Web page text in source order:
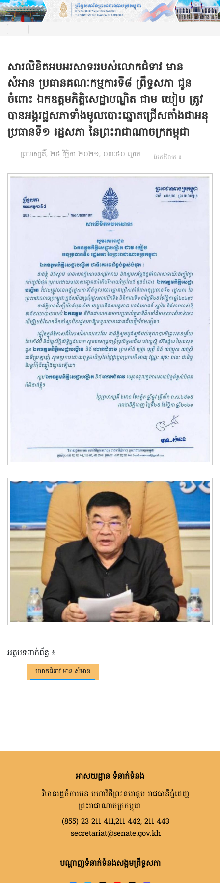
សារលិខិតអបអរសាទររបស់លោកជំទាវ មាន
សំអាន ប្រធានគណៈកម្មការទី៨ ព្រឹទ្ធសភា ជូន
ចំពោះ ឯកឧត្តមកិត្តិសេដ្ឋាបណ្ឌិត ជាម យៀប ត្រូវ
បានអង្គរដ្ឋសភា​ទាំង​មូល​បោះ​ឆ្នោត​ជ្រើសតាំងជាអនុ
ប្រធានទី១ រដ្ឋសភា នៃព្រះរាជាណាចក្រកម្ពុជា
ព្រហស្បតិ៍, ២៥ វិច្ឆិកា ២០២១, ០៣:៥០ ល្ងាច ចែករំលែក ៖
អត្ថបទពាក់ព័ន្ធ ៖
លោកជំទាវ មាន សំអាន
អាសយដ្ឋាន ទំនាក់ទំនង
វិមានរដ្ឋចំការមន មហាវិថីព្រះនរោត្តម រាជធានីភ្នំពេញ
ព្រះរាជាណាចក្រកម្ពុជា
(855) 23 211 411,211 442, 211 443
secretariat@senate.gov.kh
បណ្តាញទំនាក់ទំនងសង្គមព្រឹទ្ធសភា